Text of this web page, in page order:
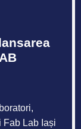
Fab Lab Iași